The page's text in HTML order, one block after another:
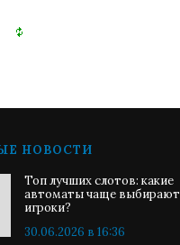
НОВОСТИ
Топ лучших слотов: какие
автоматы чаще выбирают
игроки?
30.06.2026 в 16:36